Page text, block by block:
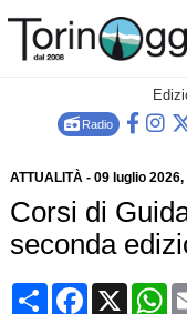
Radio
ATTUALITÀ- 09 luglio 2026,
Corsi di
seconda
CondividiFacebook
X